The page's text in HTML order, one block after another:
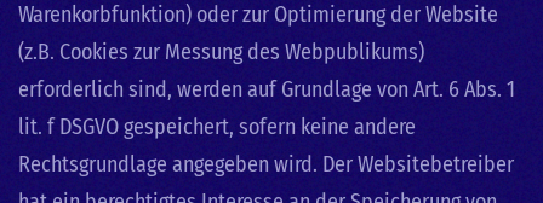
Warenkorbfunktion) oder zur Optimierung der Website
(z.B. Cookies zur Messung des Webpublikums)
erforderlich sind, werden auf Grundlage von Art. 6 Abs. 1
lit. f DSGVO gespeichert, sofern keine andere
Rechtsgrundlage angegeben wird. Der Websitebetreiber